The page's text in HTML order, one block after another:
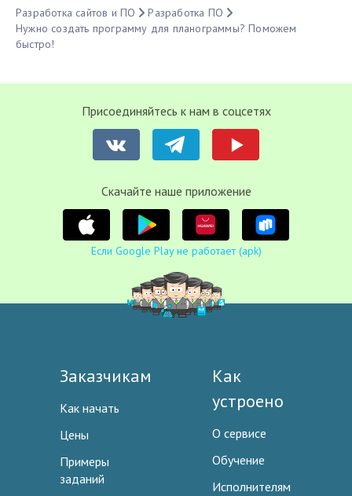
Разработка сайтов и ПО
Разработка ПО
Нужно создать программу для планограммы? Поможем
быстро!
Присоединяйтесь к нам в соцсетях
Cкачайте наше приложение
Если Google Play не работает (apk)
Заказчикам
Как начать
Цены
Примеры
заданий
Как
устроено
О сервисе
Обучение
Исполнителям